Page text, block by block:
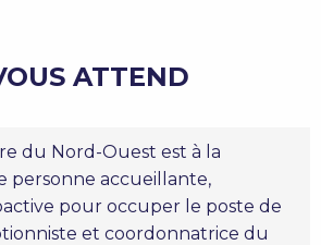
ATTEND
du Nord-Ouest est à la
personne accueillante,
pour occuper le poste de
et coordonnatrice du